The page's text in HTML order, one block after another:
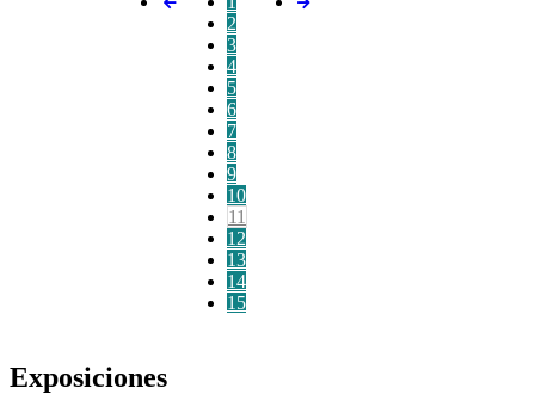
2
3
4
5
6
7
8
9
10
11
12
13
14
15
Exposiciones